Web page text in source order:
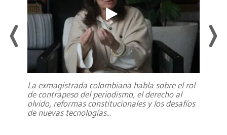
La exmagistrada colombiana habla sobre el rol
de contrapeso del periodismo, el derecho al
olvido, reformas constitucionales y los desafíos
de nuevas tecnologías...